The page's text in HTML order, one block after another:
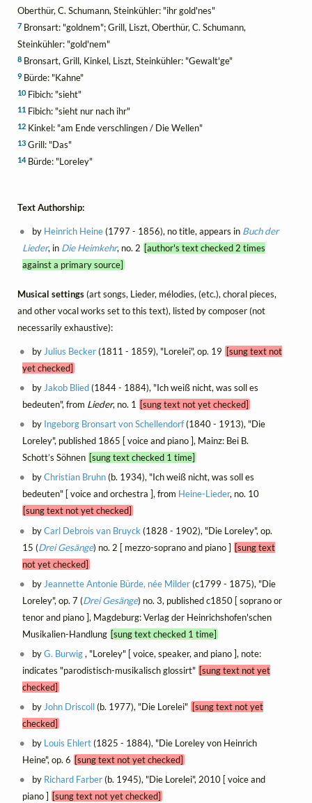
Oberthür, C. Schumann, Steinkühler: "ihr gold'nes"
7 Bronsart: "goldnem"; Grill, Liszt, Oberthür, C. Schumann,
Steinkühler: "gold'nem"
8 Bronsart, Grill, Kinkel, Liszt, Steinkühler: "Gewalt'ge"
9 Bürde: "Kahne"
10 Fibich: "sieht"
11 Fibich: "sieht nur nach ihr"
12 Kinkel: "am Ende verschlingen / Die Wellen"
13 Grill: "Das"
14Bürde: "Loreley"
Text Authorship:
by Heinrich Heine(1797 - 1856), no title, appears in Buch der
Lieder, in Die Heimkehr, no. 2 [author's text checked 2 times
against a primary source]
Musical settings(art songs, Lieder, mélodies, (etc.), choral pieces,
and other vocal works set to this text), listed by composer (not
necessarily exhaustive):
byJulius Becker(1811 - 1859), "Lorelei", op. 19 [sung text not
yet checked]
byJakob Blied(1844 - 1884), "Ich weiß nicht, was soll es
bedeuten", from Lieder, no. 1 [sung text not yet checked]
by Ingeborg Bronsart von Schellendorf(1840 - 1913), "Die
Loreley", published 1865 [ voice and piano ], Mainz: Bei B.
Schott’s Söhnen [sung text checked 1 time]
byChristian Bruhn(b. 1934), "Ich weiß nicht, was soll es
bedeuten" [ voice and orchestra ], from Heine-Lieder, no. 10
[sung text not yet checked]
byCarl Debrois van Bruyck(1828 - 1902), "Die Loreley", op.
15 (Drei Gesänge) no. 2 [ mezzo-soprano and piano ] [sung text
not yet checked]
by Jeannette Antonie Bürde, née Milder(c1799 - 1875), "Die
Loreley", op. 7 (Drei Gesänge) no. 3, published c1850 [ soprano or
tenor and piano ], Magdeburg: Verlag der Heinrichshofen'schen
Musikalien-Handlung [sung text checked 1 time]
byG. Burwig, "Loreley" [ voice, speaker, and piano ], note:
indicates "parodistisch-musikalisch glossirt" [sung text not yet
checked]
by John Driscoll(b. 1977), "Die Lorelei" [sung text not yet
checked]
by Louis Ehlert(1825 - 1884), "Die Loreley von Heinrich
Heine", op. 6 [sung text not yet checked]
by Richard Farber(b. 1945), "Die Lorelei", 2010 [ voice and
piano ] [sung text not yet checked]